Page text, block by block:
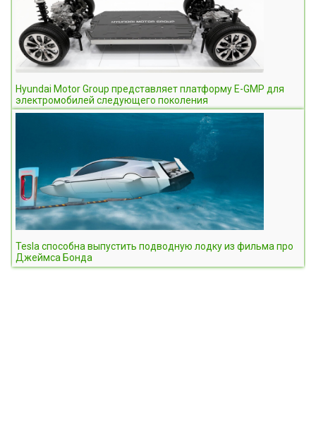
Hyundai Motor Group представляет платформу E-GMP для
электромобилей следующего поколения
Tesla способна выпустить подводную лодку из фильма про
Джеймса Бонда